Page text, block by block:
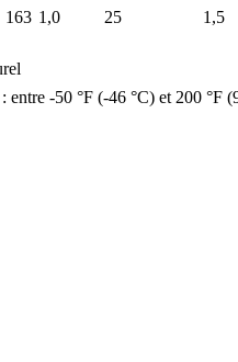
163 1,0 25 1,5
entre -50 °F (-46 °C) et 200 °F